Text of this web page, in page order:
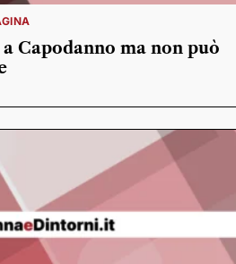
Capodanno ma non può